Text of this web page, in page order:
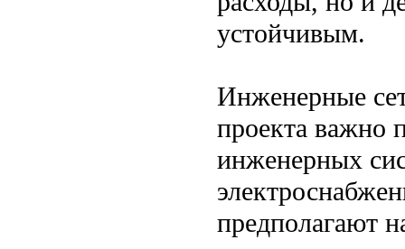
устойчивым.
Инженерные
проекта важно
инженерных
предполагают